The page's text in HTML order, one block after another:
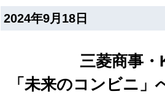
2024年9月18日
三菱商事
「未来のコンビニ